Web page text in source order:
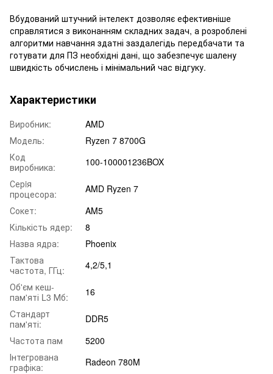
Вбудований штучний інтелект дозволяє ефективніше
справлятися з виконанням складних задач, а розроблені
алгоритми навчання здатні заздалегідь передбачати та
готувати для ПЗ необхідні дані, що забезпечує шалену
швидкість обчислень і мінімальний час відгуку.
Характеристики
Виробник:
AMD
Модель:
Ryzen 7 8700G
Код
виробника:
100-100001236BOX
Серiя
процесора:
AMD Ryzen 7
Сокет:
AM5
Кількість ядер:
8
Назва ядра:
Phoenix
Тактова
частота, ГГц:
4,2/5,1
Об'єм кеш-
пам'яті L3 Мб:
16
Cтандарт
пам'яті:
DDR5
Частота пам
5200
Інтегрована
графіка:
Radeon 780M